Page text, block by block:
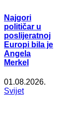
Najgori
političar u
poslijeratnoj
Europi bila je
Angela
Merkel
01.08.2026.
Svijet